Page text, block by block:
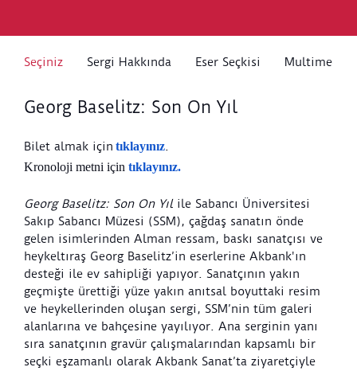
Seçiniz Sergi Hakkında Eser Seçkisi Multimedya
Georg Baselitz: Son On Yıl
Bilet almak için tıklayınız.
Kronoloji metni için tıklayınız.
Georg Baselitz: Son On Yılile Sabancı Üniversitesi
Sakıp Sabancı Müzesi (SSM), çağdaş sanatın önde
gelen isimlerinden Alman ressam, baskı sanatçısı ve
heykeltıraş Georg Baselitz’in eserlerine Akbank'ın
desteği ile ev sahipliği yapıyor. Sanatçının yakın
geçmişte ürettiği yüze yakın anıtsal boyuttaki resim
ve heykellerinden oluşan sergi, SSM’nin tüm galeri
alanlarına ve bahçesine yayılıyor. Ana serginin yanı
sıra sanatçının gravür çalışmalarından kapsamlı bir
seçki eşzamanlı olarak Akbank Sanat’ta ziyaretçiyle